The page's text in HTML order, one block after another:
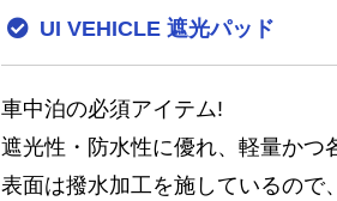
UI VEHICLE 遮光パッド
車中泊の必須アイテム!
遮光性・防水性に優れ、軽量かつ
表面は撥水加工を施しているので